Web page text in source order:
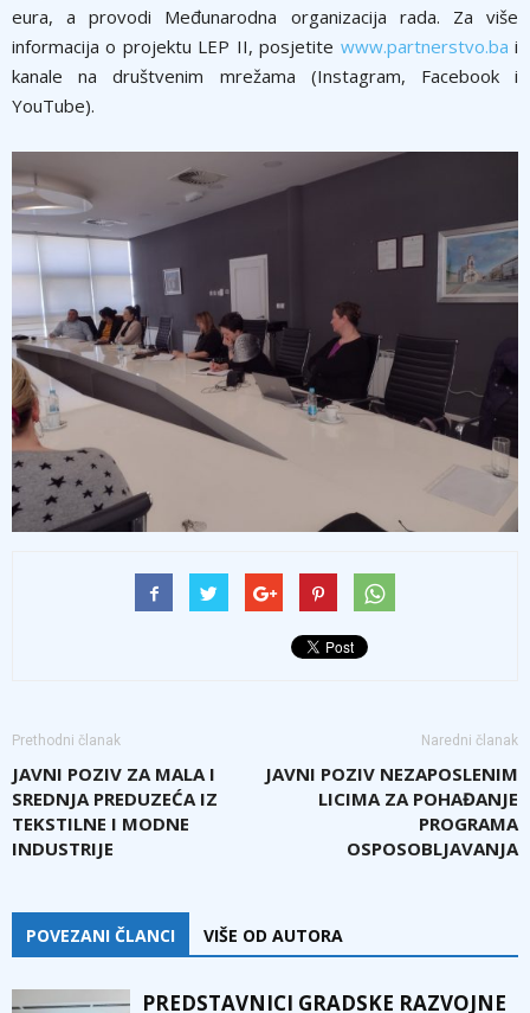
eura, a provodi Međunarodna organizacija rada. Za više
informacija o projektu LEP II, posjetite www.partnerstvo.ba i
kanale na društvenim mrežama (Instagram, Facebook i
YouTube).
Prethodni članak
JAVNI POZIV ZA MALA I
SREDNJA PREDUZEĆA IZ
TEKSTILNE I MODNE
INDUSTRIJE
Naredni članak
JAVNI POZIV NEZAPOSLENIM
LICIMA ZA POHAĐANJE
PROGRAMA
OSPOSOBLJAVANJA
POVEZANI ČLANCI VIŠE OD AUTORA
PREDSTAVNICI GRADSKE RAZVOJNE